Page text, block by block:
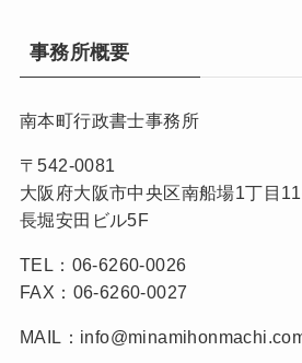
事務所概要
南本町行政書士事務所
〒542-0081
大阪府大阪市中央区南船場1丁目
長堀安田ビル5F
TEL：06-6260-0026
FAX：06-6260-0027
MAIL：